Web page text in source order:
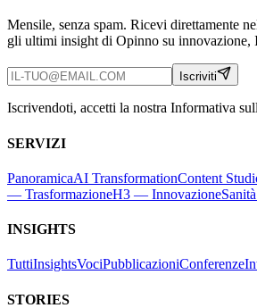
Mensile, senza spam. Ricevi direttamente
gli ultimi insight di Opinno su innovazione,
Iscriviti
Iscrivendoti, accetti la nostra Informativa
SERVIZI
PanoramicaAI TransformationContent
— TrasformazioneH3 — InnovazioneSanità
INSIGHTS
TuttiInsightsVociPubblicazioniConferenze
STORIES